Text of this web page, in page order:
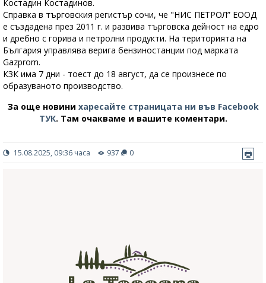
Костадин Костадинов.
Справка в търговския регистър сочи, че "НИС ПЕТРОЛ” ЕООД
e създадена през 2011 г. и развива търговска дейност на едро
и дребно с горива и петролни продукти. На територията на
България управлява верига бензиностанции под марката
Gazprom.
КЗК има 7 дни - тоест до 18 август, да се произнесе по
образуваното производство.
За още новини харесайте страницата ни във Facebook
ТУК. Там очакваме и вашите коментари.
15.08.2025, 09:36 часа 937 0